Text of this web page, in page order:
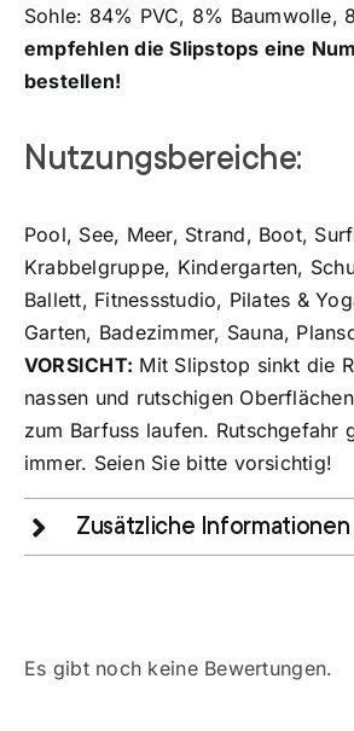
Sohle: 84% PVC, 8% Baumwolle,
empfehlen die Slipstops eine
bestellen!
Nutzungsbereiche:
Pool, See, Meer, Strand, Boot,
Krabbelgruppe, Kindergarten,
Ballett, Fitnessstudio, Pilates &
Garten, Badezimmer, Sauna,
VORSICHT: Mit Slipstop sinkt die
nassen und rutschigen
zum Barfuss laufen. Rutschgefahr
immer. Seien Sie bitte vorsichtig!
Zusätzliche Informationen
Es gibt noch keine Bewertungen.